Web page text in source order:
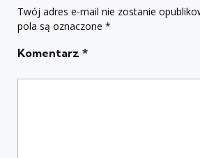
Twój adres e-mail nie zostanie
pola są oznaczone *
Komentarz *